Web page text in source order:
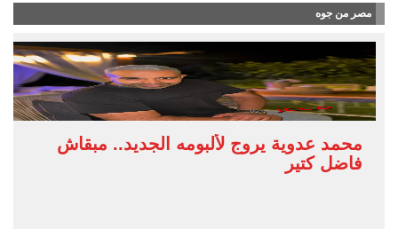
مصر من جوه
محمد عدوية يروج لألبومه الجديد.. مبقاش
فاضل كتير